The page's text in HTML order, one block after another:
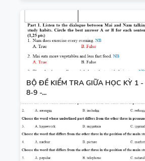
BỘ ĐỀ KIỂM TRA GIỮA HỌC KỲ 1
8-9 -...